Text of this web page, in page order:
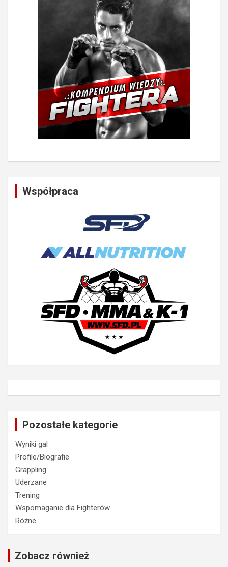
Współpraca
Pozostałe kategorie
Wyniki gal
Profile/Biografie
Grappling
Uderzane
Trening
Wspomaganie dla Fighterów
Różne
Zobacz również